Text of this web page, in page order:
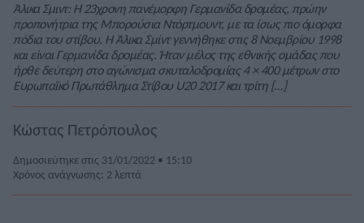
Άλικα Σμιντ: Η 23χρονη πανέμορφη Γερμανίδα δρομέας, πρώην
προπονήτρια της Μπορούσια Ντόρτμουντ, με τα ίσως πιο όμορφα
πόδια του στίβου. Η Άλικα Σμίντ γεννήθηκε στις 8 Νοεμβρίου 1998
και είναι Γερμανίδα δρομέας. Ήταν μέλος της εθνικής ομάδας που
ήρθε δεύτερη στο αγώνισμα σκυταλοδρομίας 4 × 400 μέτρων στο
Ευρωπαϊκό Πρωτάθλημα Στίβου U20 2017 και τρίτη […]
Κώστας Πετρόπουλος
Δημοσιεύτηκε στις 31/01/2022 • 15:10
Χρόνος ανάγνωσης: 2 λεπτά